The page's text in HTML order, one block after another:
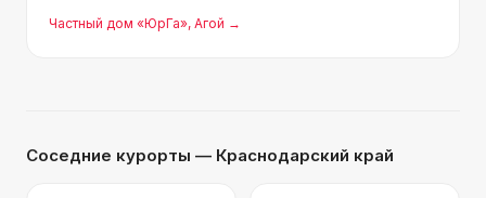
двоих чистый, уютный, с кондиционером,
холодильником и телевизором. Отдельно
Частный дом «ЮрГа», Агой →
Соседние курорты — Краснодарский край